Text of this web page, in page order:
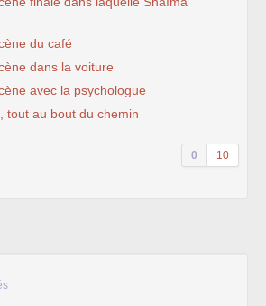
du café
dans la voiture
avec la psychologue
tout au bout du chemin
0 10